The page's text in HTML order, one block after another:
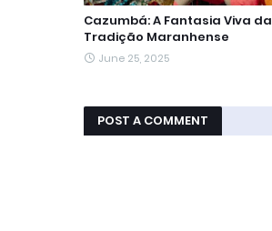
Cazumbá: A Fantasia Viva da
Tradição Maranhense
June 25, 2025
POST A COMMENT